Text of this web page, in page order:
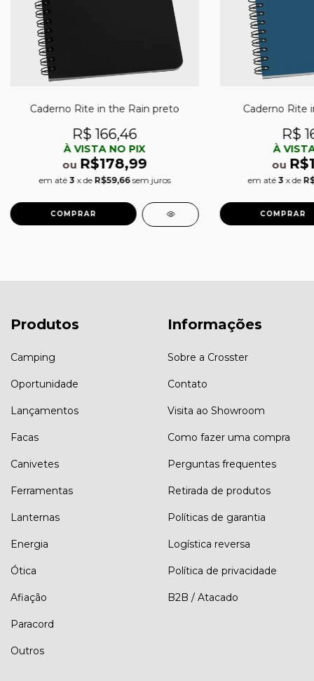
Caderno Rite in the Rain preto
R$ 166,46
À VISTA NO PIX
ou R$178,99
em até 3 x de R$59,66 sem juros
Caderno Rite
R$
À
ou
em até 3 x de
Produtos
Camping
Oportunidade
Lançamentos
Facas
Canivetes
Ferramentas
Lanternas
Energia
Ótica
Afiação
Paracord
Outros
Informações
Sobre a Crosster
Contato
Visita ao Showroom
Como fazer uma compra
Perguntas frequentes
Retirada de produtos
Políticas de garantia
Logística reversa
Política de privacidade
B2B / Atacado